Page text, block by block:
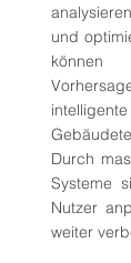
und
können
Durch
Systeme
Nutzer
weiter